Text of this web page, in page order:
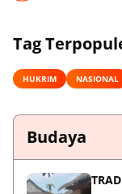
Tag
HUKRIM NASIONAL
Budaya